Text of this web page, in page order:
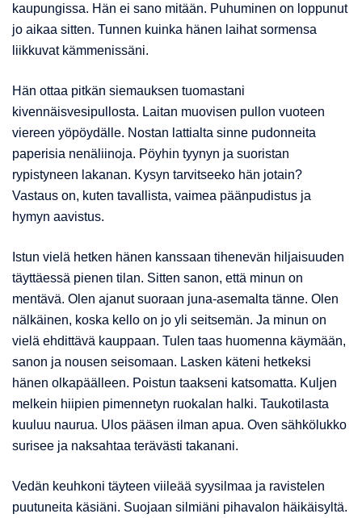
kaupungissa. Hän ei sano mitään. Puhuminen on loppunut
jo aikaa sitten. Tunnen kuinka hänen laihat sormensa
liikkuvat kämmenissäni.
Hän ottaa pitkän siemauksen tuomastani
kivennäisvesipullosta. Laitan muovisen pullon vuoteen
viereen yöpöydälle. Nostan lattialta sinne pudonneita
paperisia nenäliinoja. Pöyhin tyynyn ja suoristan
rypistyneen lakanan. Kysyn tarvitseeko hän jotain?
Vastaus on, kuten tavallista, vaimea päänpudistus ja
hymyn aavistus.
Istun vielä hetken hänen kanssaan tihenevän hiljaisuuden
täyttäessä pienen tilan. Sitten sanon, että minun on
mentävä. Olen ajanut suoraan juna-asemalta tänne. Olen
nälkäinen, koska kello on jo yli seitsemän. Ja minun on
vielä ehdittävä kauppaan. Tulen taas huomenna käymään,
sanon ja nousen seisomaan. Lasken käteni hetkeksi
hänen olkapäälleen. Poistun taakseni katsomatta. Kuljen
melkein hiipien pimennetyn ruokalan halki. Taukotilasta
kuuluu naurua. Ulos pääsen ilman apua. Oven sähkölukko
surisee ja naksahtaa terävästi takanani.
Vedän keuhkoni täyteen viileää syysilmaa ja ravistelen
puutuneita käsiäni. Suojaan silmiäni pihavalon häikäisyltä.